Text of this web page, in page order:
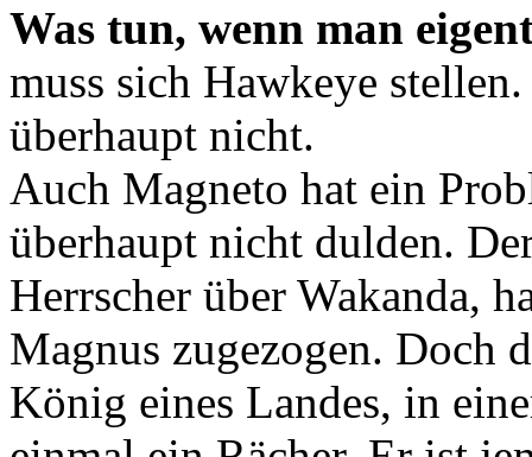
Was tun, wenn man
muss sich Hawkeye
überhaupt nicht.
Auch Magneto hat ein
überhaupt nicht dulden.
Herrscher über Wakanda,
Magnus zugezogen. Doch
König eines Landes, in